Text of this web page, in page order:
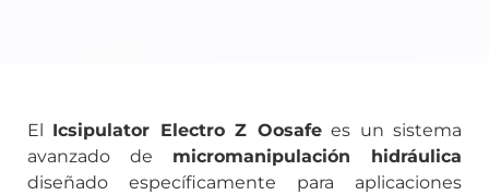
El Icsipulator Electro Z Oosafees un sistema
avanzado de micromanipulación hidráulica
diseñado específicamente para aplicaciones